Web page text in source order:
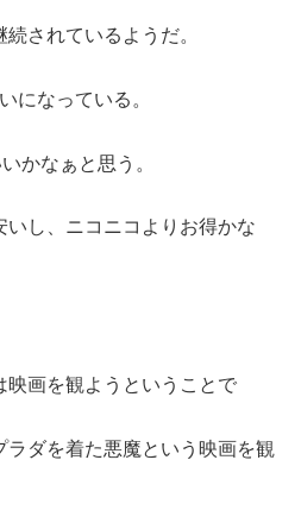
されているようだ。
になっている。
かなぁと思う。
し、ニコニコよりお得かな
画を観ようということで
ダを着た悪魔という映画を観